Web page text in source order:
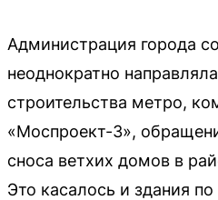
Администрация города
неоднократно
строительства метро,
«Моспроект-3»,
сноса ветхих домов в
Это касалось и здания